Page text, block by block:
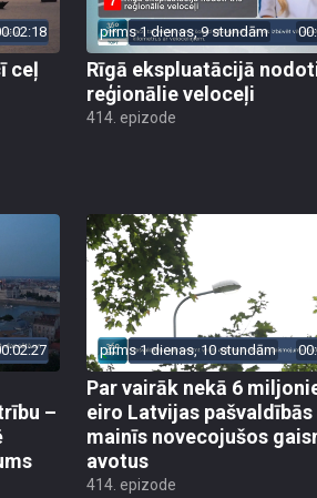
ceļ
pirms 1 dienas, 9 stundām
Rīgā ekspluatācijā
reģionālie veloceļi
414. epizode
–
pirms 1 dienas, 10 stundām
Par vairāk nekā 6
eiro Latvijas pašvaldībās
mainīs novecojušos
avotus
414. epizode